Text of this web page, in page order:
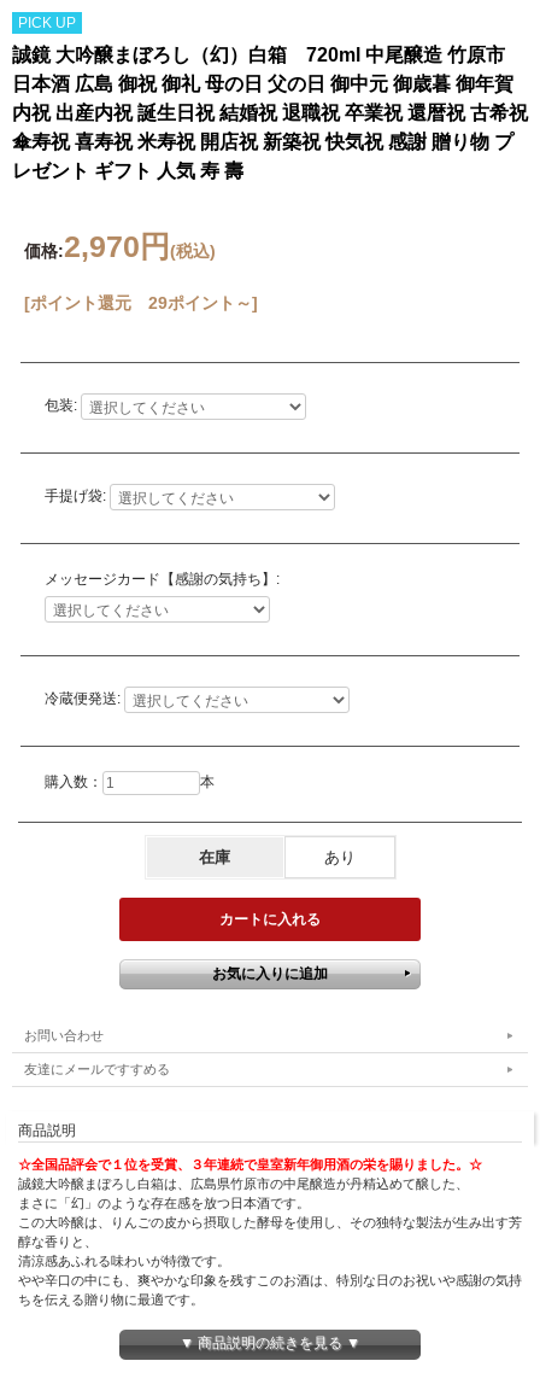
PICK UP
誠鏡 大吟醸まぼろし（幻）白箱 720ml 中尾醸造 竹原市
日本酒 広島 御祝 御礼 母の日 父の日 御中元 御歳暮 御年賀
内祝 出産内祝 誕生日祝 結婚祝 退職祝 卒業祝 還暦祝 古希祝
傘寿祝 喜寿祝 米寿祝 開店祝 新築祝 快気祝 感謝 贈り物 プ
レゼント ギフト 人気 寿 壽
価格:2,970円 (税込)
[ポイント還元 29ポイント～]
包装:
手提げ袋:
メッセージカード【感謝の気持ち】:
冷蔵便発送:
購入数： 本
在庫 あり
お問い合わせ
友達にメールですすめる
商品説明
☆全国品評会で１位を受賞、３年連続で皇室新年御用酒の栄を賜りました。☆
誠鏡大吟醸まぼろし白箱は、広島県竹原市の中尾醸造が丹精込めて醸した、
まさに「幻」のような存在感を放つ日本酒です。
この大吟醸は、りんごの皮から摂取した酵母を使用し、その独特な製法が生み出す芳
醇な香りと、
清涼感あふれる味わいが特徴です。
やや辛口の中にも、爽やかな印象を残すこのお酒は、特別な日のお祝いや感謝の気持
ちを伝える贈り物に最適です。
美しい白箱に包まれたボトルは、御祝や御礼、母の日や父の日など、
年中を通じて様々なお祝い事に対応するデザイン。
▼ 商品説明の続きを見る ▼